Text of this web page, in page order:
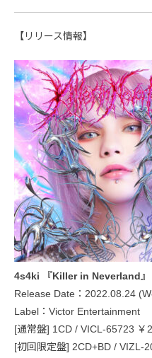
【リリース情報】
4s4ki 『Killer in Neverland』
Release Date：2022.08.24
Label：Victor Entertainment
[通常盤] 1CD / VICL-65723 ￥
[初回限定盤] 2CD+BD / VIZL-